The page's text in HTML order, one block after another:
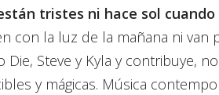
tristes ni hace sol
con la luz de la mañana ni van
Steve y Kyla y contribuye,
y mágicas. Música